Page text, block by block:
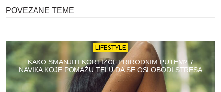
POVEZANE TEME
LIFESTYLE
KAKO SMANJITI KORTIZOL PRIRODNIM PUTEM? 7
NAVIKA KOJE POMAŽU TELU DA SE OSLOBODI STRESA